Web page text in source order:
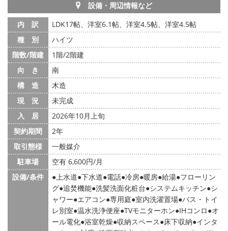
設備・周辺情報など
内 訳
LDK17帖、洋室6.1帖、洋室4.5帖、洋室4.5帖
種 別
ハイツ
階数/階建
1階/2階建
向 き
南
構 造
木造
現 況
未完成
入 居
2026年10月上旬
契約期間
2年
取引態様
一般媒介
駐車場
空有 6,600円/月
設備/条件
上水道 下水道 電話 冷房 暖房 給湯 フローリン
グ 追焚機能 洗髪洗面化粧台 システムキッチン シ
ャワー エアコン 専用庭 室内洗濯置場 バス・トイ
レ別室 温水洗浄便座 TVモニターホン IHコンロ オ
ール電化 浴室乾燥 収納スペース 床下収納 インタ